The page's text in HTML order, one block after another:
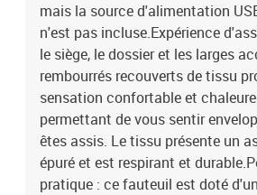
charge maximale : 110 kgL'assemblage
mais la source d'alimentation
n'est pas incluse.Expérience
le siège, le dossier et les larges
rembourrés recouverts de tissu
sensation confortable et
permettant de vous sentir
êtes assis. Le tissu présente un
épuré et est respirant et
pratique : ce fauteuil est doté